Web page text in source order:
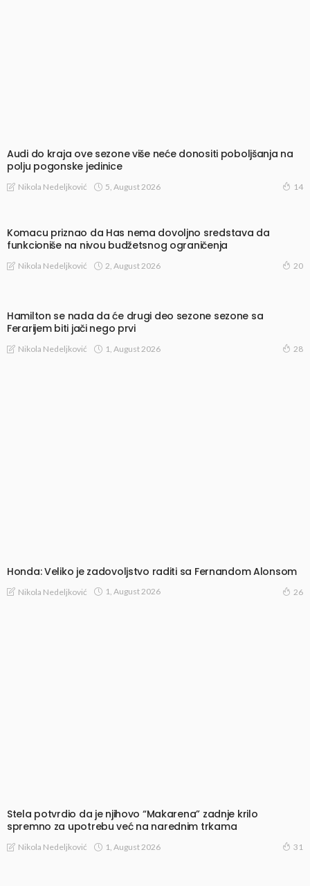
Audi do kraja ove sezone više neće donositi poboljšanja na
polju pogonske jedinice
Nikola Nedeljković 5, August 2026 14
Komacu priznao da Has nema dovoljno sredstava da
funkcioniše na nivou budžetsnog ograničenja
Nikola Nedeljković 2, August 2026 20
Hamilton se nada da će drugi deo sezone sezone sa
Ferarijem biti jači nego prvi
Nikola Nedeljković 1, August 2026 28
Honda: Veliko je zadovoljstvo raditi sa Fernandom Alonsom
Nikola Nedeljković 1, August 2026 26
Stela potvrdio da je njihovo “Makarena” zadnje krilo
spremno za upotrebu već na narednim trkama
Nikola Nedeljković 1, August 2026 31